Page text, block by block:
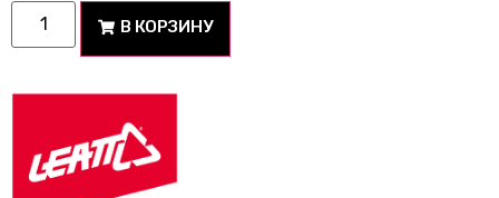
В КОРЗИНУ